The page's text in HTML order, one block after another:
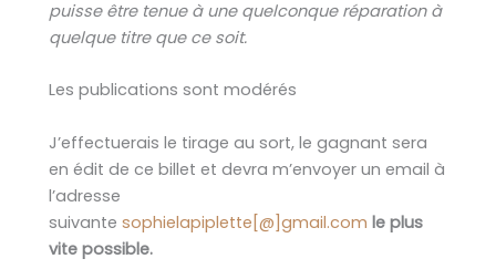
puisse être tenue à une quelconque réparation à
quelque titre que ce soit.
Les publications sont modérés
J’effectuerais le tirage au sort, le gagnant sera
en édit de ce billet et devra m’envoyer un email à
l’adresse
suivante sophielapiplette[@]gmail.com le plus
vite possible.